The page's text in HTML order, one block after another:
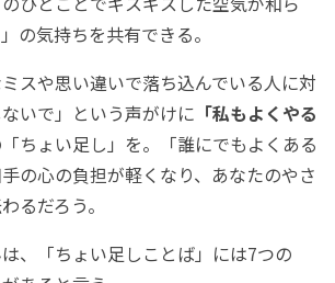
の気持ちを共有できる。
スや思い違いで落ち込んでいる人に対
いで」という声がけに 「私もよくやる
ちょい足し」を。「誰にでもよくある
の心の負担が軽くなり、あなたのやさ
るだろう。
、「ちょい足しことば」には7つの